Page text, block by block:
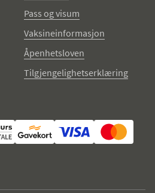
Pass og visum
Vaksineinformasjon
Åpenhetsloven
Tilgjengelighetserklæring